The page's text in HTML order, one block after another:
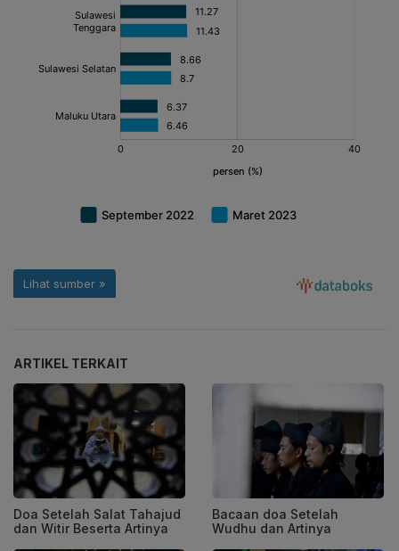
ARTIKEL TERKAIT
Doa Setelah Salat Tahajud
dan Witir Beserta Artinya
Bacaan doa Setelah
Wudhu dan Artinya